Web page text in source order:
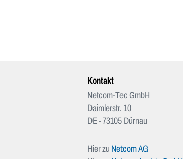
Kontakt
Netcom-Tec GmbH
Daimlerstr. 10
DE - 73105 Dürnau
Hier zu Netcom AG